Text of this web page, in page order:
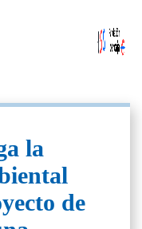
la
de